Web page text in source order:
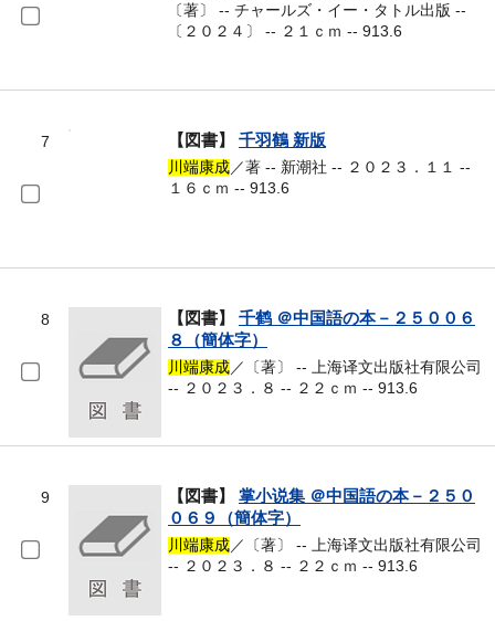
〔著〕 -- チャールズ・イー・タトル出版 --
〔２０２４〕 -- ２１ｃｍ -- 913.6
7 【図書】 千羽鶴 新版
川端康成／著 -- 新潮社 -- ２０２３．１１ --
１６ｃｍ -- 913.6
8 【図書】
千鹤 ＠中国語の本－２５００６
８（簡体字）
川端康成／〔著〕 -- 上海译文出版社有限公司
-- ２０２３．８ -- ２２ｃｍ -- 913.6
9 【図書】
掌小说集 ＠中国語の本－２５０
０６９（簡体字）
川端康成／〔著〕 -- 上海译文出版社有限公司
-- ２０２３．８ -- ２２ｃｍ -- 913.6